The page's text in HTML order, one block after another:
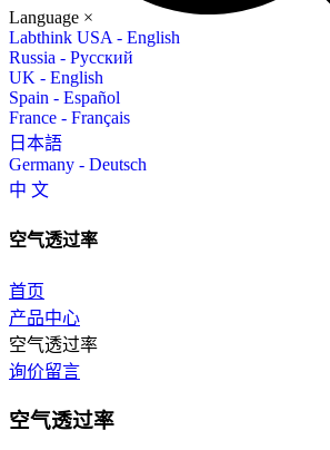
Language ×
Labthink USA - English
Russia - Русский
UK - English
Spain - Español
France - Français
日本語
Germany - Deutsch
中 文
空气透过率
首页
产品中心
空气透过率
询价留言
空气透过率